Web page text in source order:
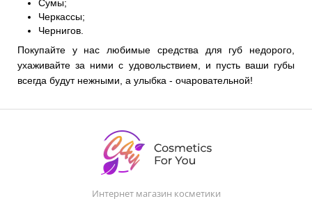
Сумы;
Черкассы;
Чернигов.
Покупайте у нас любимые средства для губ недорого,
ухаживайте за ними с удовольствием, и пусть ваши губы
всегда будут нежными, а улыбка - очаровательной!
Интернет магазин косметики